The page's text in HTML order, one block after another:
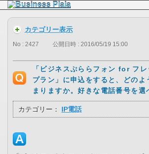
カテゴリー表示
No : 2427 公開日時 : 2016/05/19 15:00
「ビジネスぷららフォン for フ
プラン」に申込をすると、どのよ
まりますか。好きな電話番号を選
カテゴリー： IP電話